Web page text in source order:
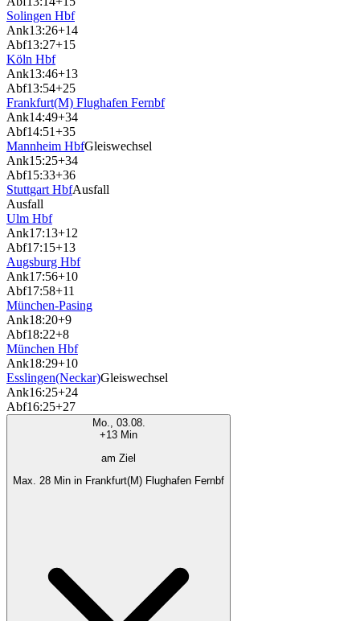
Solingen Hbf
Ank13:26+14
Abf13:27+15
Köln Hbf
Ank13:46+13
Abf13:54+25
Frankfurt(M) Flughafen Fernbf
Ank14:49+34
Abf14:51+35
Mannheim HbfGleiswechsel
Ank15:25+34
Abf15:33+36
Stuttgart HbfAusfall
Ausfall
Ulm Hbf
Ank17:13+12
Abf17:15+13
Augsburg Hbf
Ank17:56+10
Abf17:58+11
München-Pasing
Ank18:20+9
Abf18:22+8
München Hbf
Ank18:29+10
Esslingen(Neckar)Gleiswechsel
Ank16:25+24
Abf16:25+27
Mo., 03.08.
+13 Min
am Ziel
Max. 28 Min in Frankfurt(M) Flughafen Fernbf